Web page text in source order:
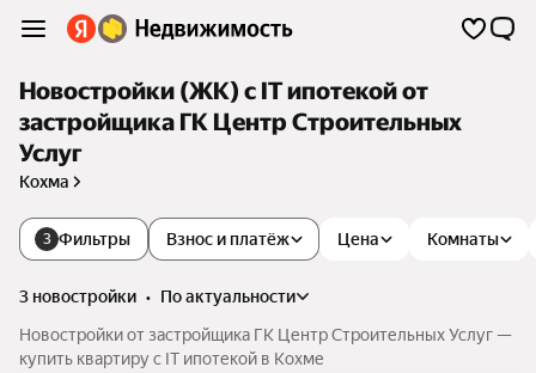
Новостройки (ЖК) с IT ипотекой от
застройщика ГК Центр Строительных
Услуг
Кохма
3 Фильтры Цена
Взнос и платёж Комнаты
3 новостройки •
по актуальности
Новостройки от застройщика ГК Центр Строительных Услуг —
купить квартиру с IT ипотекой в Кохме